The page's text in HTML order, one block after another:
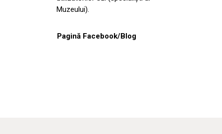
Muzeului).
Pagină Facebook/Blog